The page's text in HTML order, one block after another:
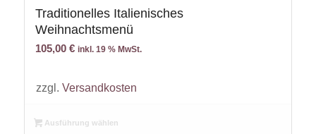
Traditionelles Italienisches
Weihnachtsmenü
105,00 € inkl. 19 % MwSt.
zzgl. Versandkosten
Ausführung wählen